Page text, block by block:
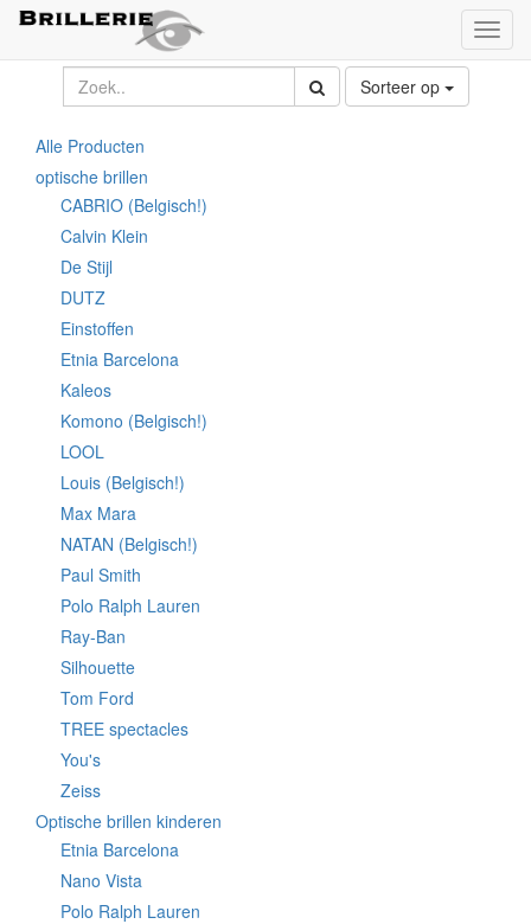
Sorteer op
Alle Producten
optische brillen
CABRIO (Belgisch!)
Calvin Klein
De Stijl
DUTZ
Einstoffen
Etnia Barcelona
Kaleos
Komono (Belgisch!)
LOOL
Louis (Belgisch!)
Max Mara
NATAN (Belgisch!)
Paul Smith
Polo Ralph Lauren
Ray-Ban
Silhouette
Tom Ford
TREE spectacles
You's
Zeiss
Optische brillen kinderen
Etnia Barcelona
Nano Vista
Polo Ralph Lauren